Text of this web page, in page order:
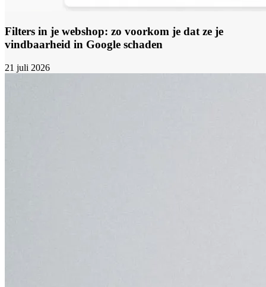
Filters in je webshop: zo voorkom je dat ze je
vindbaarheid in Google schaden
21 juli 2026